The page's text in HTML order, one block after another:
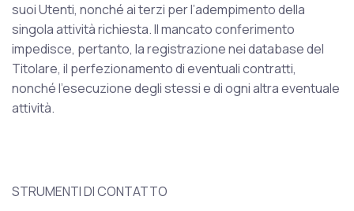
suoi Utenti, nonché ai terzi per l’adempimento della
singola attività richiesta. Il mancato conferimento
impedisce, pertanto, la registrazione nei database del
Titolare, il perfezionamento di eventuali contratti,
nonché l’esecuzione degli stessi e di ogni altra eventuale
attività.
STRUMENTI DI CONTATTO